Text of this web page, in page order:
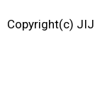
Copyright(c) JIJI